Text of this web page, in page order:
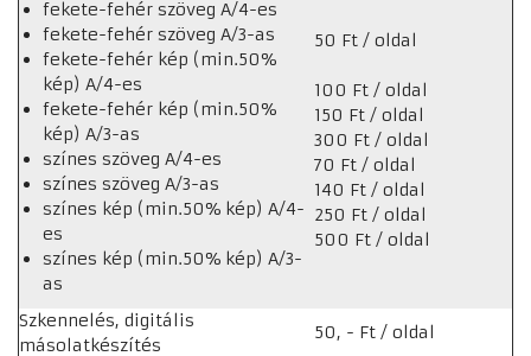
fekete-fehér szöveg A/4-es
fekete-fehér szöveg A/3-as
fekete-fehér kép (min.50%
kép) A/4-es
fekete-fehér kép (min.50%
kép) A/3-as
színes szöveg A/4-es
színes szöveg A/3-as
színes kép (min.50% kép) A/4-
es
színes kép (min.50% kép) A/3-
as
50 Ft / oldal
100 Ft / oldal
150 Ft / oldal
300 Ft / oldal
70 Ft / oldal
140 Ft / oldal
250 Ft / oldal
500 Ft / oldal
Szkennelés, digitális
másolatkészítés
50, - Ft / oldal